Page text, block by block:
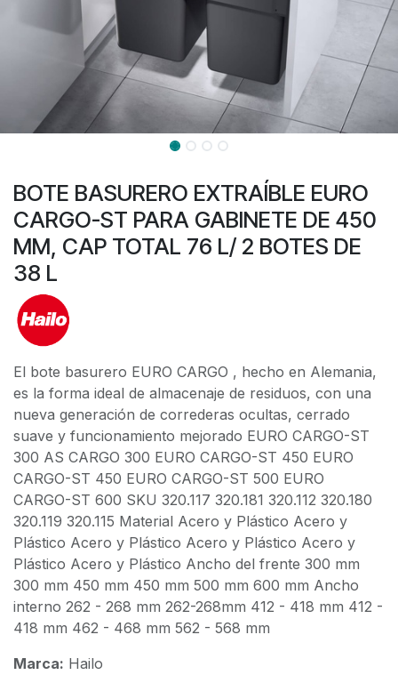
BOTE BASURERO EXTRAÍBLE EURO
CARGO-ST PARA GABINETE DE 450
MM, CAP TOTAL 76 L/ 2 BOTES DE
38 L
El bote basurero EURO CARGO , hecho en Alemania,
es la forma ideal de almacenaje de residuos, con una
nueva generación de correderas ocultas, cerrado
suave y funcionamiento mejorado EURO CARGO-ST
300 AS CARGO 300 EURO CARGO-ST 450 EURO
CARGO-ST 450 EURO CARGO-ST 500 EURO
CARGO-ST 600 SKU 320.117 320.181 320.112 320.180
320.119 320.115 Material Acero y Plástico Acero y
Plástico Acero y Plástico Acero y Plástico Acero y
Plástico Acero y Plástico Ancho del frente 300 mm
300 mm 450 mm 450 mm 500 mm 600 mm Ancho
interno 262 - 268 mm 262-268mm 412 - 418 mm 412 -
418 mm 462 - 468 mm 562 - 568 mm
Marca: Hailo